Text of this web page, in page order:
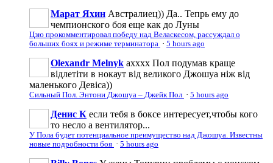
Марат Яхин Австралиец)) Да.. Тепрь ему до
чемпионского боя еще как до Луны
Цзю прокомментировал победу над Веласкесом, рассуждал о
больших боях и режиме терминатора · 5 hours ago
Olexandr Melnyk ахххх Пол подумав краще
відлетіти в нокаут від великого Джошуа ніж від
маленького Девіса))
Сильный Пол. Энтони Джошуа – Джейк Пол · 5 hours ago
Денис К если тебя в боксе интересует,чтобы кого
то несло а вентилятор...
У Пола будет потенциальное преимущество над Джошуа. Известны
новые подробности боя · 5 hours ago